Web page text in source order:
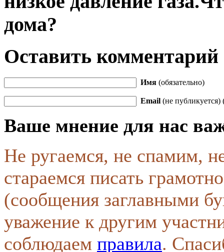
дома?
Оставить комментарий
Имя (обязательно)
Email (не публикуется)
Ваше мнение для нас
Не ругаемся, не спамим,
стараемся писать
(сообщения заглавными
уважение к другим
соблюдаем правила.